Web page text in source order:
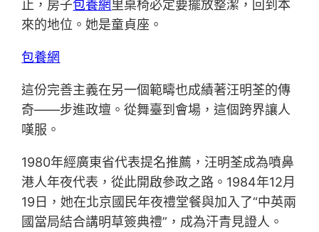
止，房子包養網里桌椅必定要擺放整潔，回到本
來的地位。她是童貞座。
包養網
這份完善主義在另一個範疇也成績著汪明荃的傳
奇——步進政壇。從舞臺到會場，這個跨界讓人
嘆服。
1980年經廣東省代表提名推薦，汪明荃成為噴鼻
港人年夜代表，從此開啟參政之路。1984年12月
19日，她在北京國民年夜禮堂餐與加入了“中英兩
國當局結合講明草簽典禮”，成為汗青見證人。